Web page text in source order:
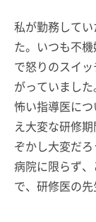
私が勤務して
た。いつも不
で怒りのスイ
がっていまし
怖い指導医に
え大変な研修
ぞかし大変だ
病院に限らず
で、研修医の先